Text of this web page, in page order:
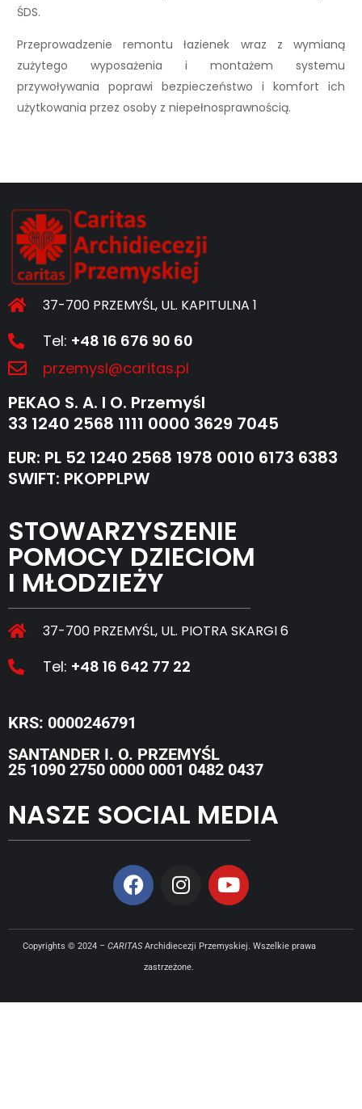
ŚDS.
Przeprowadzenie remontu łazienek wraz z wymianą
zużytego wyposażenia i montażem systemu
przywoływania poprawi bezpieczeństwo i komfort ich
użytkowania przez osoby z niepełnosprawnością.
37-700 PRZEMYŚL, UL. KAPITULNA 1
Tel: +48 16 676 90 60
przemysl@caritas.pl
PEKAO S. A. I O. Przemyśl
33 1240 2568 1111 0000 3629 7045
EUR: PL 52 1240 2568 1978 0010 6173 6383
SWIFT: PKOPPLPW
STOWARZYSZENIE
POMOCY DZIECIOM
I MŁODZIEŻY
37-700 PRZEMYŚL, UL. PIOTRA SKARGI 6
Tel: +48 16 642 77 22
KRS: 0000246791
SANTANDER I. O. PRZEMYŚL
25 1090 2750 0000 0001 0482 0437
NASZE SOCIAL MEDIA
Copyrights © 2024 – CARITASArchidiecezji Przemyskiej. Wszelkie prawa
zastrzeżone.